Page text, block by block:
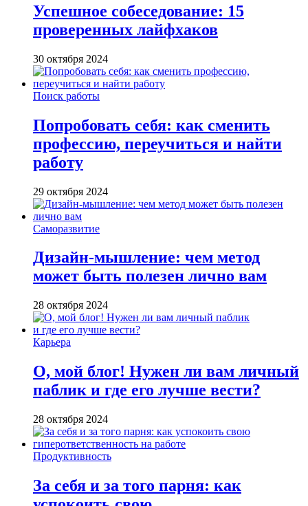
Успешное собеседование: 15
проверенных лайфхаков
30 октября 2024
Поиск работы
Попробовать себя: как сменить
профессию, переучиться и найти
работу
29 октября 2024
Саморазвитие
Дизайн-мышление: чем метод
может быть полезен лично вам
28 октября 2024
Карьера
О, мой блог! Нужен ли вам личный
паблик и где его лучше вести?
28 октября 2024
Продуктивность
За себя и за того парня: как